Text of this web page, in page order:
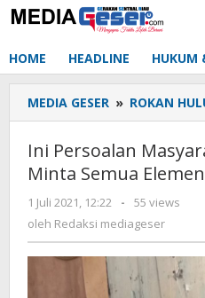
Lewati
ke
HOME HEADLINE HUKUM
MEDIA GESER » ROKAN
Ini Persoalan
Minta Semua
1 Juli 2021, 12:22
oleh
Redaksi
mediageser
-
55 views
oleh Redaksi mediageser